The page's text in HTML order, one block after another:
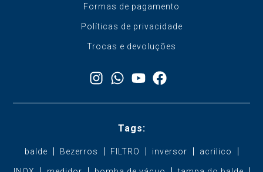
Formas de pagamento
Políticas de privacidade
Trocas e devoluções
Tags:
balde Bezerros FILTRO inversor acrilico